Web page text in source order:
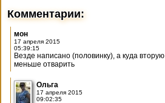
Комментарии:
мон
17 апреля 2015
05:39:15
Везде написано (половинку), а куда
меньше отварить
Ольга
17 апреля 2015
09:02:35